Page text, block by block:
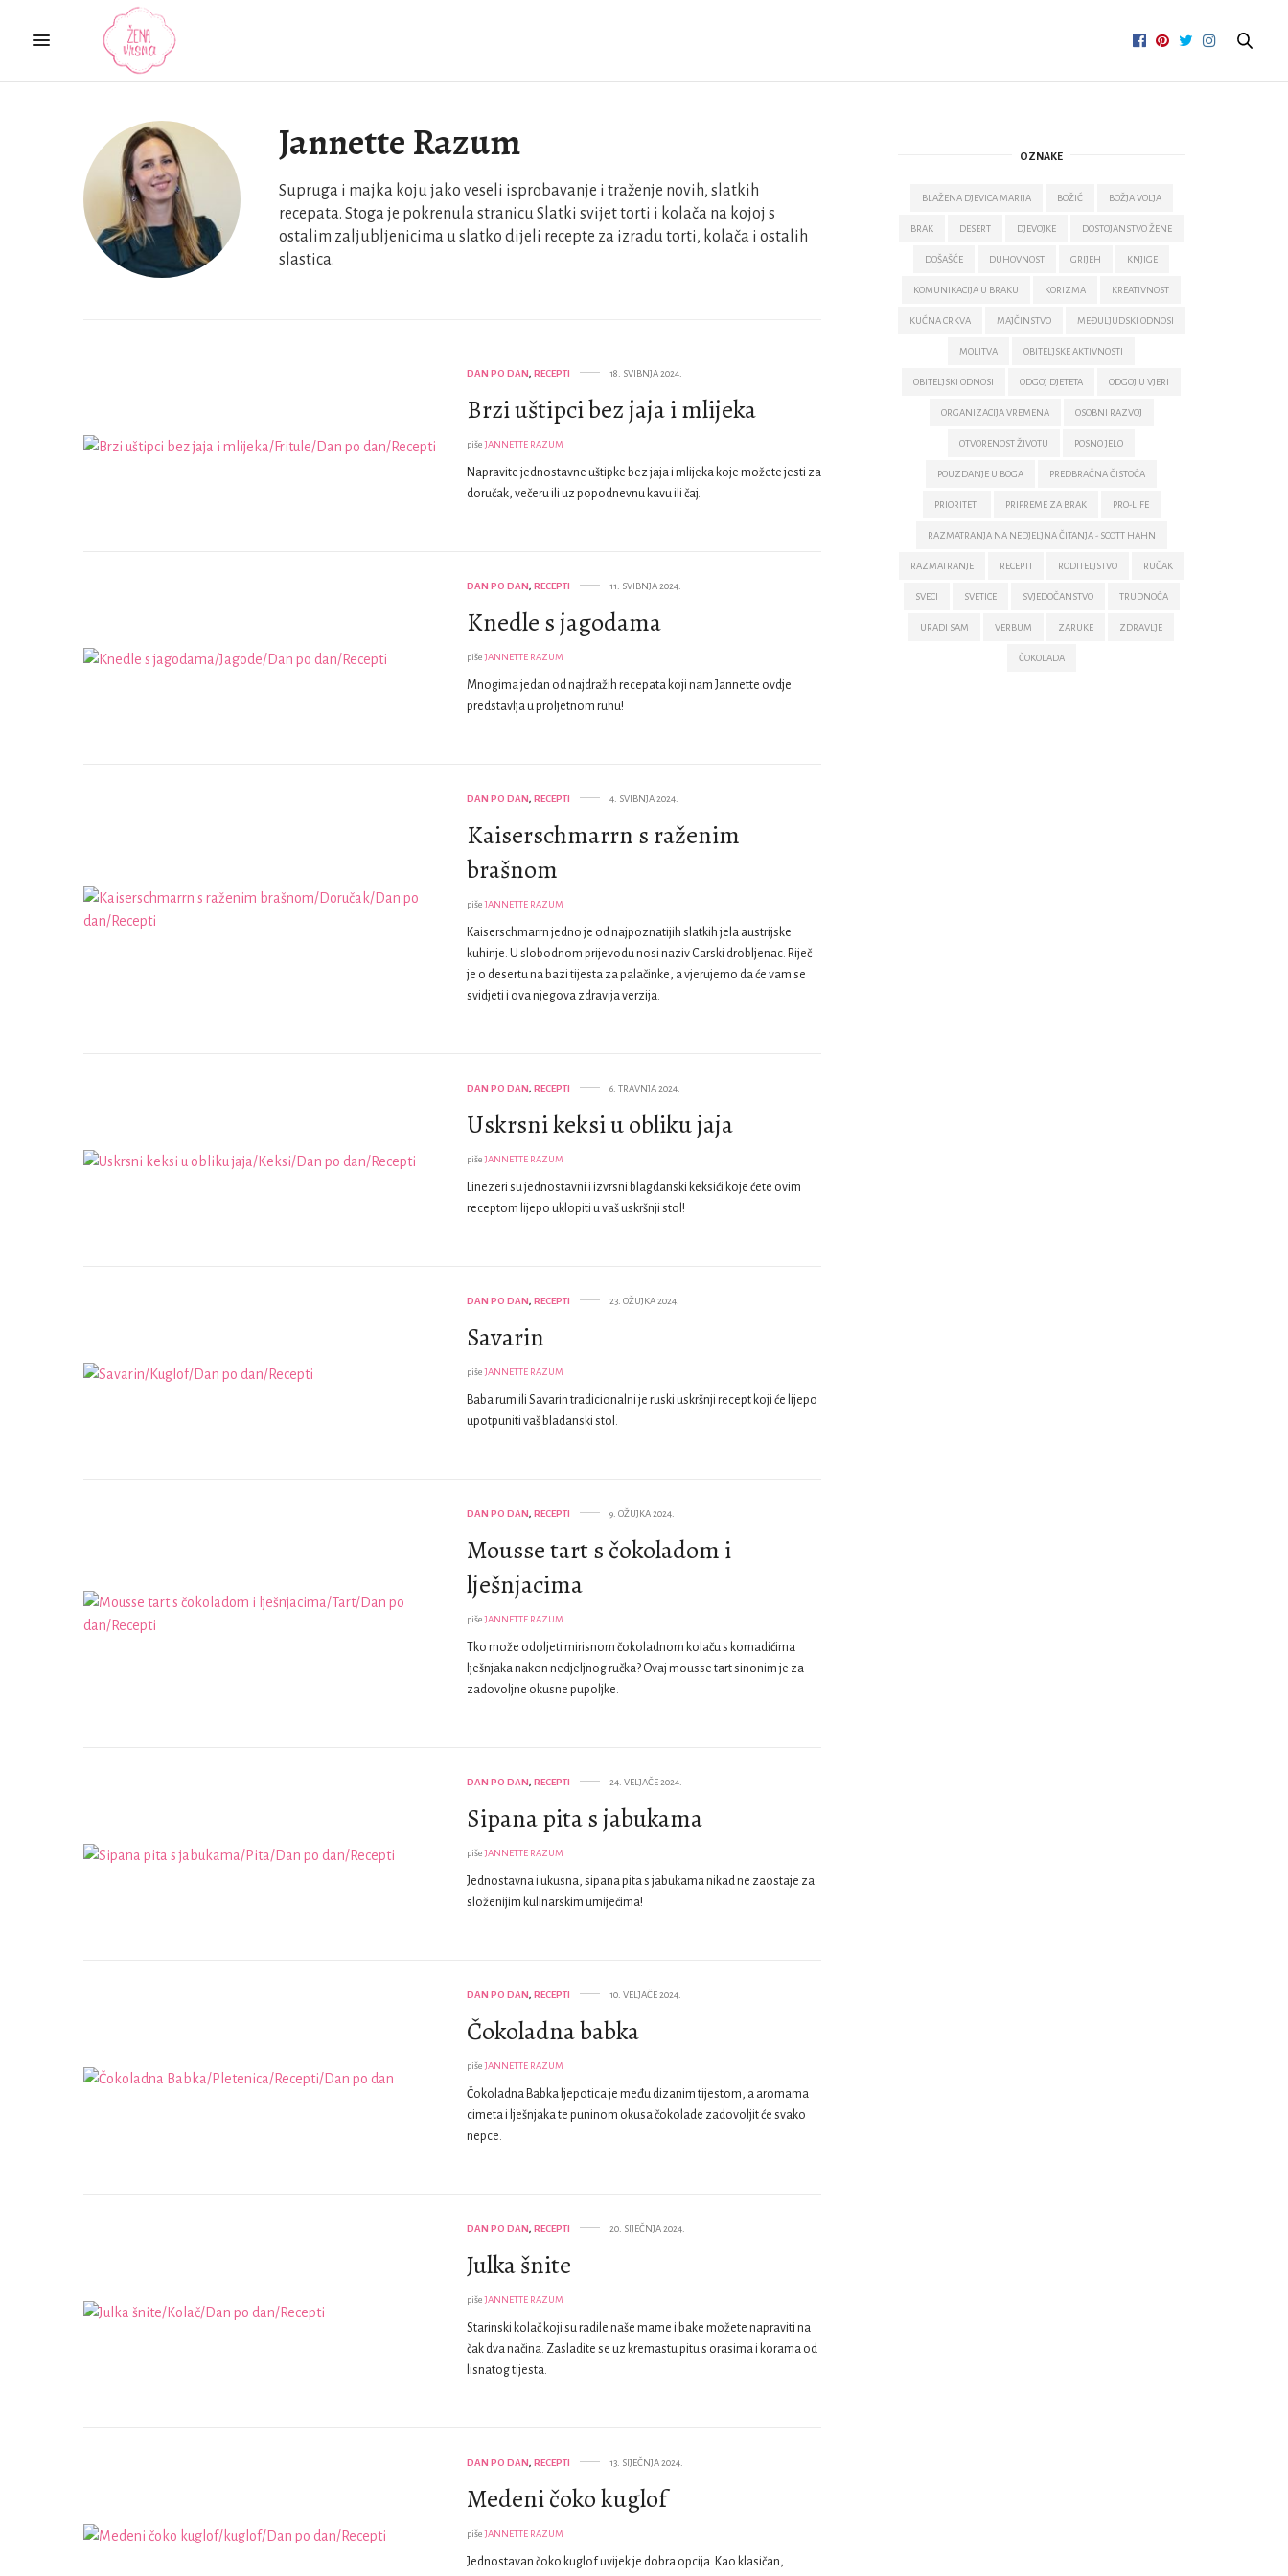
Jannette Razum
Supruga i majka koju jako veseli isprobavanje i traženje novih, slatkih
recepata. Stoga je pokrenula stranicu Slatki svijet torti i kolača na kojoj s
ostalim zaljubljenicima u slatko dijeli recepte za izradu torti, kolača i ostalih
slastica.
DAN PO DAN, RECEPTI 18. SVIBNJA 2024.
Brzi uštipci bez jaja i mlijeka
piše JANNETTE RAZUM
Napravite jednostavne uštipke bez jaja i mlijeka koje možete jesti za
doručak, večeru ili uz popodnevnu kavu ili čaj.
DAN PO DAN, RECEPTI 11. SVIBNJA 2024.
Knedle s jagodama
piše JANNETTE RAZUM
Mnogima jedan od najdražih recepata koji nam Jannette ovdje
predstavlja u proljetnom ruhu!
DAN PO DAN, RECEPTI 4. SVIBNJA 2024.
Kaiserschmarrn s raženim
brašnom
piše JANNETTE RAZUM
Kaiserschmarrn jedno je od najpoznatijih slatkih jela austrijske
kuhinje. U slobodnom prijevodu nosi naziv Carski drobljenac. Riječ
je o desertu na bazi tijesta za palačinke, a vjerujemo da će vam se
svidjeti i ova njegova zdravija verzija.
DAN PO DAN, RECEPTI 6. TRAVNJA 2024.
Uskrsni keksi u obliku jaja
piše JANNETTE RAZUM
Linezeri su jednostavni i izvrsni blagdanski keksići koje ćete ovim
receptom lijepo uklopiti u vaš uskršnji stol!
DAN PO DAN, RECEPTI 23. OŽUJKA 2024.
Savarin
piše JANNETTE RAZUM
Baba rum ili Savarin tradicionalni je ruski uskršnji recept koji će lijepo
upotpuniti vaš bladanski stol.
DAN PO DAN, RECEPTI 9. OŽUJKA 2024.
Mousse tart s čokoladom i
lješnjacima
piše JANNETTE RAZUM
Tko može odoljeti mirisnom čokoladnom kolaču s komadićima
lješnjaka nakon nedjeljnog ručka? Ovaj mousse tart sinonim je za
zadovoljne okusne pupoljke.
DAN PO DAN, RECEPTI 24. VELJAČE 2024.
Sipana pita s jabukama
piše JANNETTE RAZUM
Jednostavna i ukusna, sipana pita s jabukama nikad ne zaostaje za
složenijim kulinarskim umijećima!
DAN PO DAN, RECEPTI 10. VELJAČE 2024.
Čokoladna babka
piše JANNETTE RAZUM
Čokoladna Babka ljepotica je među dizanim tijestom, a aromama
cimeta i lješnjaka te puninom okusa čokolade zadovoljit će svako
nepce.
DAN PO DAN, RECEPTI 20. SIJEČNJA 2024.
Julka šnite
piše JANNETTE RAZUM
Starinski kolač koji su radile naše mame i bake možete napraviti na
čak dva načina. Zasladite se uz kremastu pitu s orasima i korama od
lisnatog tijesta.
DAN PO DAN, RECEPTI 13. SIJEČNJA 2024.
Medeni čoko kuglof
piše JANNETTE RAZUM
Jednostavan čoko kuglof uvijek je dobra opcija. Kao klasičan,
OZNAKE
BLAŽENA DJEVICA MARIJA BOŽIĆ BOŽJA VOLJA
BRAK DESERT DJEVOJKE DOSTOJANSTVO ŽENE
DOŠAŠĆE DUHOVNOST GRIJEH KNJIGE
KOMUNIKACIJA U BRAKU KORIZMA KREATIVNOST
KUĆNA CRKVA MAJČINSTVO MEĐULJUDSKI ODNOSI
MOLITVA OBITELJSKE AKTIVNOSTI
OBITELJSKI ODNOSI ODGOJ DJETETA ODGOJ U VJERI
ORGANIZACIJA VREMENA OSOBNI RAZVOJ
OTVORENOST ŽIVOTU POSNO JELO
POUZDANJE U BOGA PREDBRAČNA ČISTOĆA
PRIORITETI PRIPREME ZA BRAK PRO-LIFE
RAZMATRANJA NA NEDJELJNA ČITANJA - SCOTT HAHN
RAZMATRANJE RECEPTI RODITELJSTVO RUČAK
SVECI SVETICE SVJEDOČANSTVO TRUDNOĆA
URADI SAM VERBUM ZARUKE ZDRAVLJE
ČOKOLADA